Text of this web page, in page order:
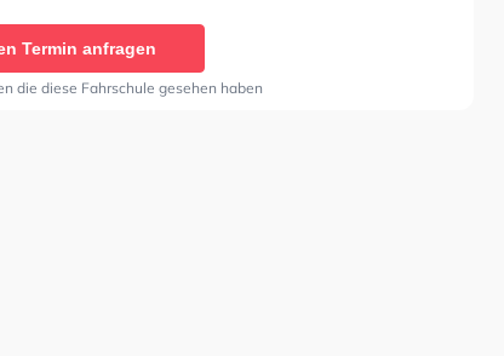
CE, Klasse L, Klasse T und Mofa -
zu erhalten. In der Fahrschule Bauer Sie
Termin online anfragen.
Termin anfragen
die diese Fahrschule gesehen haben